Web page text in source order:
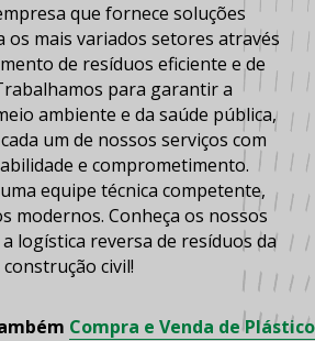
que fornece soluções
os mais variados setores através
de resíduos eficiente e de
para garantir a
ambiente e da saúde pública,
um de nossos serviços com
e comprometimento.
equipe técnica competente,
modernos. Conheça os nossos
logística reversa de resíduos da
construção civil!
Compra e Venda de Plástico